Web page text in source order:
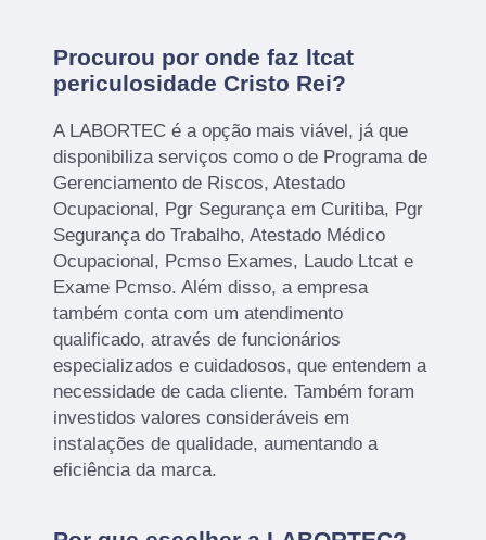
Procurou por onde faz ltcat
periculosidade Cristo Rei?
A LABORTEC é a opção mais viável, já que
disponibiliza serviços como o de Programa de
Gerenciamento de Riscos, Atestado
Ocupacional, Pgr Segurança em Curitiba, Pgr
Segurança do Trabalho, Atestado Médico
Ocupacional, Pcmso Exames, Laudo Ltcat e
Exame Pcmso. Além disso, a empresa
também conta com um atendimento
qualificado, através de funcionários
especializados e cuidadosos, que entendem a
necessidade de cada cliente. Também foram
investidos valores consideráveis em
instalações de qualidade, aumentando a
eficiência da marca.